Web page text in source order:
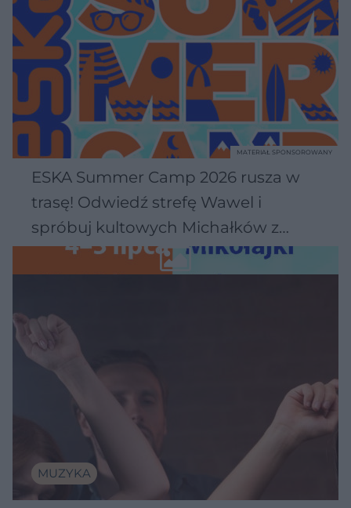
ESKA Summer Camp 2026 rusza w
trasę! Odwiedź strefę Wawel i
spróbuj kultowych Michałków z
Wawelu
MATERIAŁ SPONSOROWANY
MUZYKA